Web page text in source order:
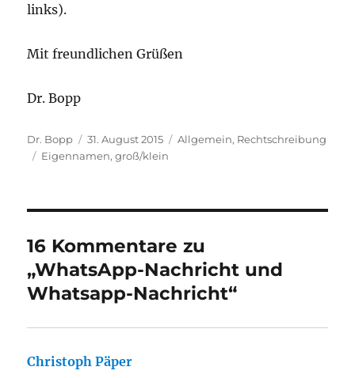
links).
Mit freundlichen Grüßen
Dr. Bopp
Autor
Dr. Bopp
Veröffentlicht
am
31. August 2015 Kategorien
Allgemein, Rechtschreibung
Schlagwörter
Eigennamen,groß/klein
16 Kommentare zu
„WhatsApp-Nachricht und
Whatsapp-Nachricht“
Christoph Päper